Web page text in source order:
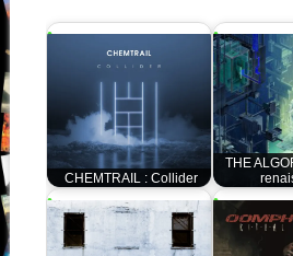
CHEMTRAIL : Collider
THE